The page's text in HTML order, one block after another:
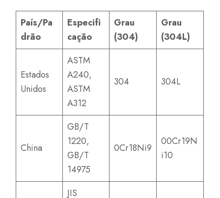
País/Pa
drão
Especifi
cação
Grau
(304)
Grau
(304L)
Estados
Unidos
ASTM
A240,
ASTM
A312
304 304L
China
GB/T
1220,
GB/T
14975
0Cr18Ni9
00Cr19N
i10
JIS